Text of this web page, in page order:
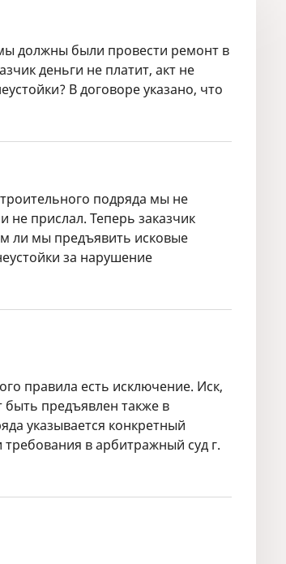
должны были провести ремонт в
деньги не платит, акт не
В договоре указано, что
подряда мы не
не прислал. Теперь заказчик
ли мы предъявить исковые
за нарушение
правила есть исключение. Иск,
предъявлен также в
указывается конкретный
в арбитражный суд г.